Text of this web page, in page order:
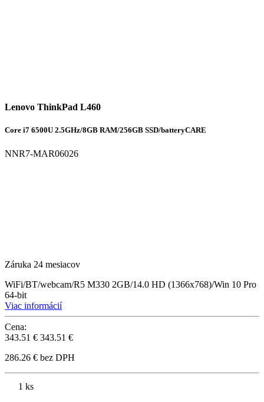
Lenovo ThinkPad L460
Core i7 6500U 2.5GHz/8GB RAM/256GB SSD/batteryCARE
NNR7-MAR06026
Záruka 24 mesiacov
WiFi/BT/webcam/R5 M330 2GB/14.0 HD (1366x768)/Win 10 Pro
64-bit
Viac informácií
Cena:
343.51 € 343.51 €
286.26 € bez DPH
1 ks